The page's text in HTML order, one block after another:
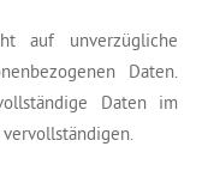
auf unverzügliche
Daten.
Daten im